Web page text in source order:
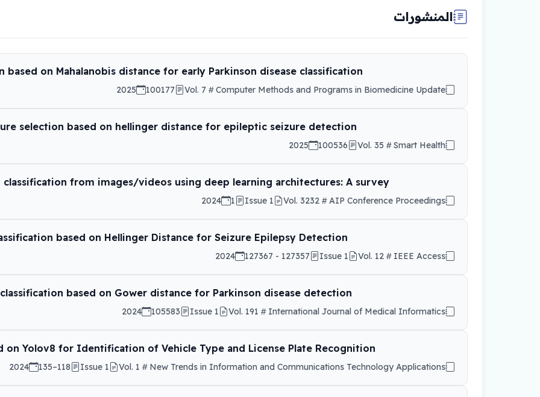
المنشورات
based on Mahalanobis distance for early Parkinson disease classification
Computer Methods and Programs in Biomedicine Update
Vol. 7
100177
2025
selection based on hellinger distance for epileptic seizure detection
Smart Health
Vol. 35
100536
2025
from images/videos using deep learning architectures: A survey
AIP Conference Proceedings
Vol. 3232
Issue 1
1
2024
based on Hellinger Distance for Seizure Epilepsy Detection
IEEE Access
Vol. 12
Issue 1
127357 - 127367
2024
based on Gower distance for Parkinson disease detection
International Journal of Medical Informatics
Vol. 191
Issue 1
105583
2024
on Yolov8 for Identification of Vehicle Type and License Plate Recognition
New Trends in Information and Communications Technology Applications
Vol. 1
Issue 1
118–135
2024